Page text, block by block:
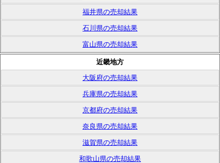
福井県の売却結果
石川県の売却結果
富山県の売却結果
近畿地方
大阪府の売却結果
兵庫県の売却結果
京都府の売却結果
奈良県の売却結果
滋賀県の売却結果
和歌山県の売却結果